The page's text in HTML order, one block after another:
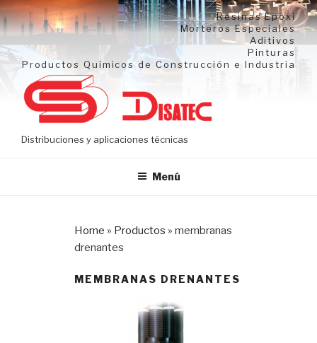
Ir
al
contenido
Resinas Epoxi
Morteros Especiales
Aditivos
Pinturas
Productos Químicos de Construcción e Industria
Distribuciones y aplicaciones técnicas
Menú
Home » Productos »membranas
drenantes
MEMBRANAS DRENANTES